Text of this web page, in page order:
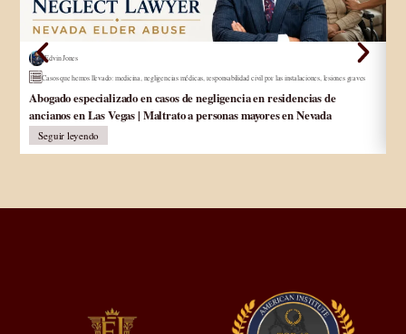
Edvin Jones
Casos que hemos llevado: medicina negligencias médicas responsabilidad civil por las instalaciones, lesiones graves
Abogado especializado en casos de negligencia en residencias de
ancianos en Las Vegas | Maltrato a personas mayores en Nevada
Seguir leyendo